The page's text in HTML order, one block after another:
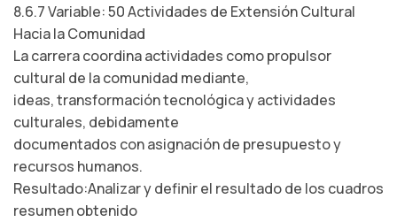
8.6.7 Variable: 50 Actividades de Extensión Cultural
Hacia la Comunidad
La carrera coordina actividades como propulsor
cultural de la comunidad mediante,
ideas, transformación tecnológica y actividades
culturales, debidamente
documentados con asignación de presupuesto y
recursos humanos.
Resultado:Analizar y definir el resultado de los cuadros
resumen obtenido